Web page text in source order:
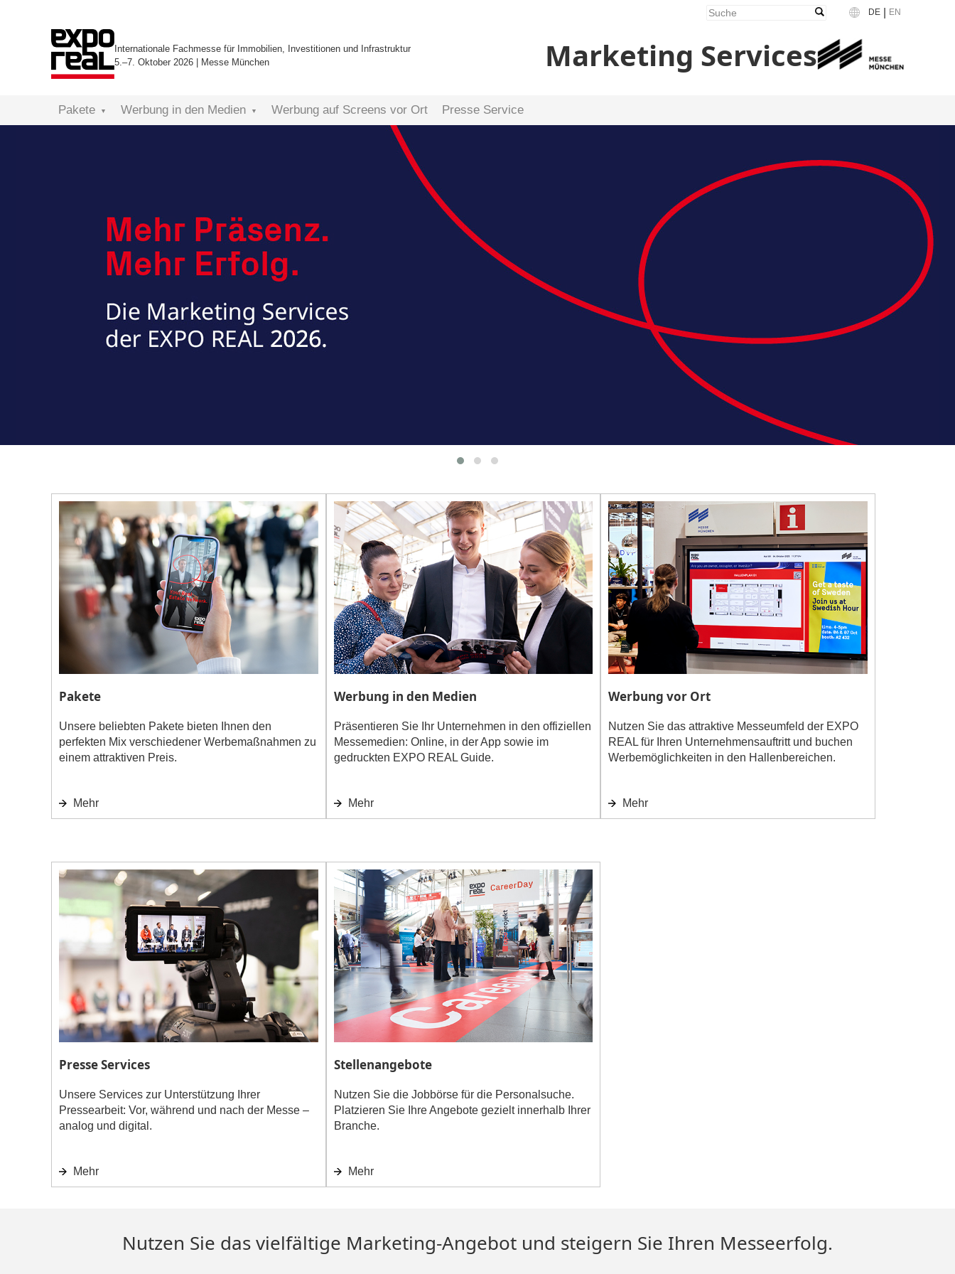
DE EN
Internationale Fachmesse für Immobilien, Investitionen und Infrastruktur
5.–7. Oktober 2026 | Messe München
Marketing Services
Pakete Werbung in den Medien Werbung auf Screens vor Ort Presse Service
Pakete
Unsere beliebten Pakete bieten Ihnen den
perfekten Mix verschiedener Werbemaßnahmen zu
einem attraktiven Preis.
Mehr
Werbung in den Medien
Präsentieren Sie Ihr Unternehmen in den offiziellen
Messemedien: Online, in der App sowie im
gedruckten EXPO REAL Guide.
Mehr
Werbung vor Ort
Nutzen Sie das attraktive Messeumfeld der EXPO
REAL für Ihren Unternehmensauftritt und buchen
Werbemöglichkeiten in den Hallenbereichen.
Mehr
Presse Services
Unsere Services zur Unterstützung Ihrer
Pressearbeit: Vor, während und nach der Messe –
analog und digital.
Mehr
Stellenangebote
Nutzen Sie die Jobbörse für die Personalsuche.
Platzieren Sie Ihre Angebote gezielt innerhalb Ihrer
Branche.
Mehr
Nutzen Sie das vielfältige Marketing-Angebot und steigern Sie Ihren Messeerfolg.